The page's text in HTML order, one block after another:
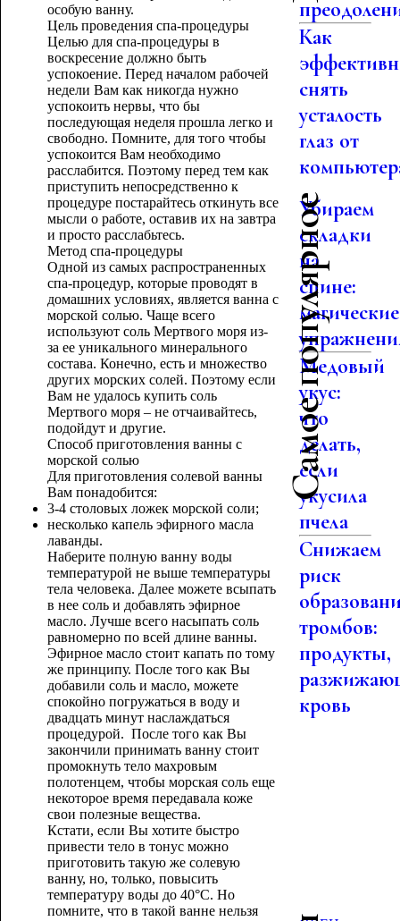
особую ванну.
Цель проведения спа-процедуры
Целью для спа-процедуры в
воскресение должно быть
успокоение. Перед началом рабочей
недели Вам как никогда нужно
успокоить нервы, что бы
последующая неделя прошла легко и
свободно. Помните, для того чтобы
успокоится Вам необходимо
расслабится. Поэтому перед тем как
приступить непосредственно к
процедуре постарайтесь откинуть все
мысли о работе, оставив их на завтра
и просто расслабьтесь.
Метод спа-процедуры
Одной из самых распространенных
спа-процедур, которые проводят в
домашних условиях, является ванна с
морской солью. Чаще всего
используют соль Мертвого моря из-
за ее уникального минерального
состава. Конечно, есть и множество
других морских солей. Поэтому если
Вам не удалось купить соль
Мертвого моря – не отчаивайтесь,
подойдут и другие.
Способ приготовления ванны с
морской солью
Для приготовления солевой ванны
Вам понадобится:
3-4 столовых ложек морской соли;
несколько капель эфирного масла
лаванды.
Наберите полную ванну воды
температурой не выше температуры
тела человека. Далее можете всыпать
в нее соль и добавлять эфирное
масло. Лучше всего насыпать соль
равномерно по всей длине ванны.
Эфирное масло стоит капать по тому
же принципу. После того как Вы
добавили соль и масло, можете
спокойно погружаться в воду и
двадцать минут наслаждаться
процедурой. После того как Вы
закончили принимать ванну стоит
промокнуть тело махровым
полотенцем, чтобы морская соль еще
некоторое время передавала коже
свои полезные вещества.
Кстати, если Вы хотите быстро
привести тело в тонус можно
приготовить такую же солевую
ванну, но, только, повысить
температуру воды до 40°С. Но
помните, что в такой ванне нельзя
Как
снять
усталость
глаз от
Самое популярное
Убираем
складки
на
спине:
магические
Медовый
укус:
что
делать,
если
укусила
пчела
Снижаем
риск
тромбов:
продукты,
кровь